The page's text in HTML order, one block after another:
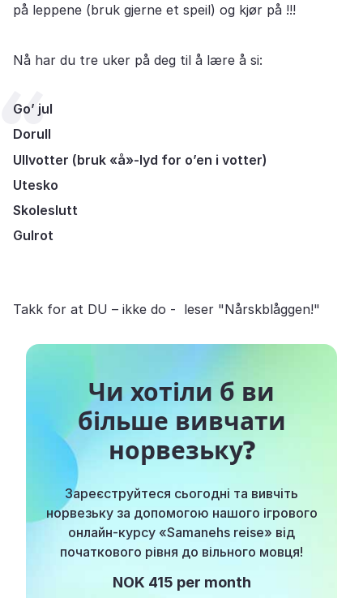
på leppene (bruk gjerne et speil) og kjør på !!!
Nå har du tre uker på deg til å lære å si:
Go’ jul
Dorull
Ullvotter (bruk «å»-lyd for o’en i votter)
Utesko
Skoleslutt
Gulrot
Takk for at DU – ikke do - leser "Nårskblåggen!"
Чи хотіли б ви
більше вивчати
норвезьку?
Зареєструйтеся сьогодні та вивчіть
норвезьку за допомогою нашого ігрового
онлайн-курсу «Samanehs reise» від
початкового рівня до вільного мовця!
NOK 415 per month